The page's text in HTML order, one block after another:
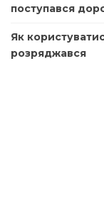
поступався
Як
розряджався